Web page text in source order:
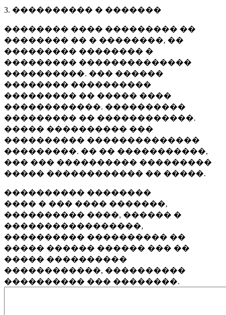
3. ���������� � �������
�������� ���� ��������� ��
�������� �� � ��������, ��
��������� �������� �
��������� ��������������
����������. ��� ������
�������� ����������
��������� �� ����� ����
������������. ����������
��������� �� ������������.
����� ���������� ���
���������� ��������������
���������. �� �� �����������,
��� ��� ���������� ���������
����� ������������ �� �����.
���������� ��������
���� � ��� ���� �������,
���������� ����, ������ �
�����������������,
���������� ���������� ��
����� ������ ������ ��� ��
����� ����������
������������, ����������
���������� ��� ��������.